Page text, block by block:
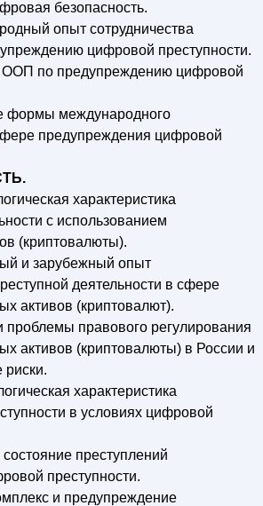
безопасность.
опыт сотрудничества
цифровой преступности.
ООП по предупреждению цифровой
формы международного
предупреждения цифровой
характеристика
с использованием
(криптовалюты).
и зарубежный опыт
деятельности в сфере
активов (криптовалют).
проблемы правового регулирования
активов (криптовалюты) в России и
риски.
характеристика
в условиях цифровой
преступлений
преступности.
и предупреждение